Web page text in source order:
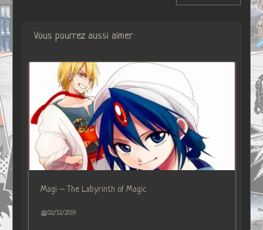
Vous pourrez aussi aimer
Magi – The Labyrinth of Magic
02/12/2019